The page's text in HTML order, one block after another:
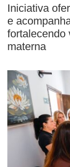
Iniciativa
e
fortalecendo
materna